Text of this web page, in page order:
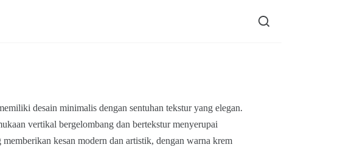
desain minimalis dengan sentuhan tekstur yang elegan.
vertikal bergelombang dan bertekstur menyerupai
kesan modern dan artistik, dengan warna krem